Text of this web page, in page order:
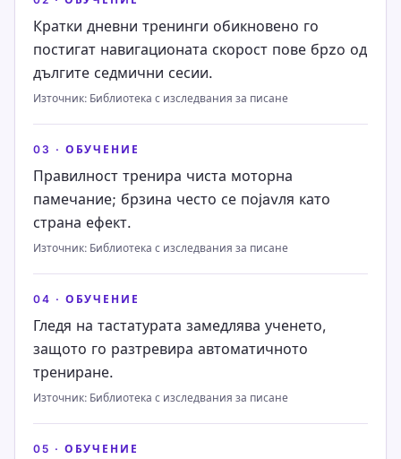
Кратки дневни тренинги обикновено го
постигат навигационата скорост пове брzo од
дългите седмични сесии.
Източник: Библиотека с изследвания за писане
03 · ОБУЧЕНИЕ
Правилност тренира чиста моторна
памечание; брзина често се поjavля като
страна ефект.
Източник: Библиотека с изследвания за писане
04 · ОБУЧЕНИЕ
Гледя на тастатурата замедлява ученето,
защото го разтревира автоматичното
трениране.
Източник: Библиотека с изследвания за писане
05 · ОБУЧЕНИЕ